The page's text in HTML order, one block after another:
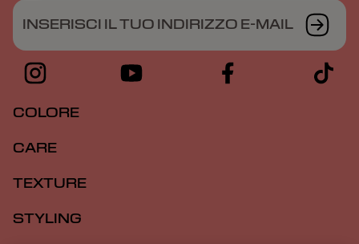
INSERISCI IL TUO INDIRIZZO E-MAIL
COLORE
CARE
TEXTURE
STYLING